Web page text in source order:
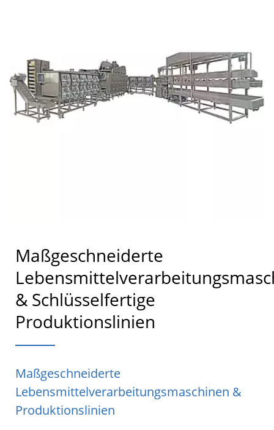
Maßgeschneiderte
& Schlüsselfertige
Produktionslinien
Maßgeschneiderte
Lebensmittelverarbeitungsmaschinen &
Produktionslinien